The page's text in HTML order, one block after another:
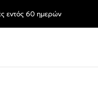
που θες.
εντός 60 ημερών